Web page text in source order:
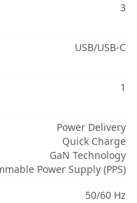
3
USB/USB-C
1
Power Delivery
Quick Charge
GaN Technology
Power Supply (PPS)
50/60 Hz